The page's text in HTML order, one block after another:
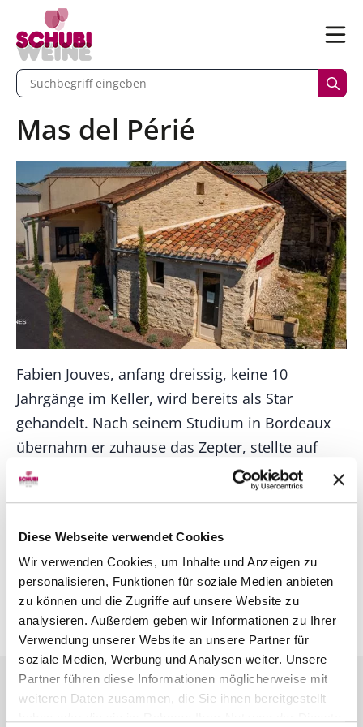
Diese Webseite verwendet Cookies
Wir verwenden Cookies, um Inhalte und Anzeigen zu
personalisieren, Funktionen für soziale Medien anbieten
zu können und die Zugriffe auf unsere Website zu
analysieren. Außerdem geben wir Informationen zu Ihrer
Verwendung unserer Website an unsere Partner für
soziale Medien, Werbung und Analysen weiter. Unsere
Partner führen diese Informationen möglicherweise mit
weiteren Daten zusammen, die Sie ihnen bereitgestellt
Menü
eingeben
Mas del Périé
Fabien Jouves, anfang dreissig, keine 10
Jahrgänge im Keller, wird bereits als Star
gehandelt. Nach seinem Studium in Bordeaux
übernahm er zuhause das Zepter, stellte auf
Biodynamik um und ging zurück zu einer
tradionelleren, fruchtig-mineralischen Stilistik.
Cahors in den letzten Jahren, die Weine verloren
an Identität. Der Erfolg liess nicht lange auf sich
warten, die Böden und demzufolge auch die
Weine, wurden von Jahr zu Jahr besser.